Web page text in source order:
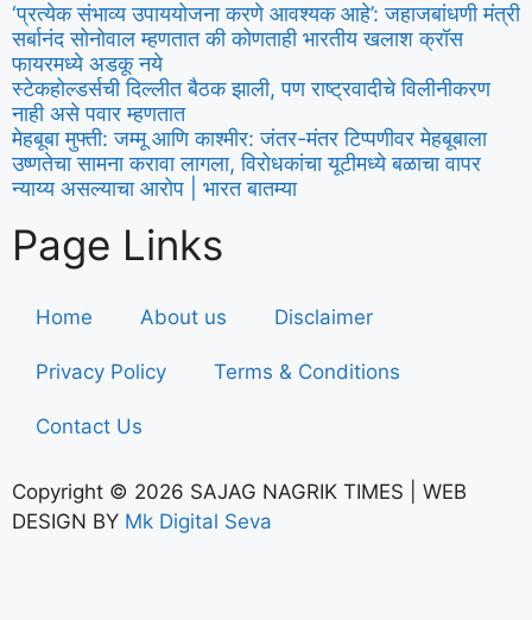
‘प्रत्येक संभाव्य उपाययोजना करणे आवश्यक आहे’: जहाजबांधणी मंत्री
सर्बानंद सोनोवाल म्हणतात की कोणताही भारतीय खलाश क्रॉस
फायरमध्ये अडकू नये
स्टेकहोल्डर्सची दिल्लीत बैठक झाली, पण राष्ट्रवादीचे विलीनीकरण
नाही असे पवार म्हणतात
मेहबूबा मुफ्ती: जम्मू आणि काश्मीर: जंतर-मंतर टिप्पणीवर मेहबूबाला
उष्णतेचा सामना करावा लागला, विरोधकांचा यूटीमध्ये बळाचा वापर
न्याय्य असल्याचा आरोप | भारत बातम्या
Page Links
Home About us Disclaimer
Privacy Policy Terms & Conditions
Contact Us
Copyright © 2026 SAJAG NAGRIK TIMES | WEB
DESIGN BY Mk Digital Seva